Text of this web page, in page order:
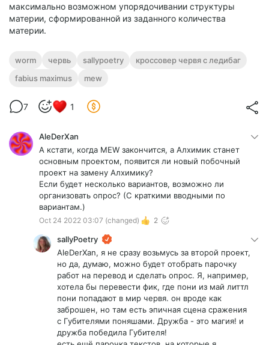
максимально возможном упорядочивании структуры
материи, сформированной из заданного количества
материи.
worm червь sallypoetry
кроссовер червя с ледибаг
fabius maximus
mew
7 1
AleDerXan
А кстати, когда MEW закончится, а Алхимик станет
основным проектом, появится ли новый побочный
проект на замену Алхимику?
Если будет несколько вариантов, возможно ли
организовать опрос? (С краткими вводными по
вариантам.)
Oct 24 2022 03:07 (changed) 2
sallyPoetry
AleDerXan, я не сразу возьмусь за второй проект,
но да, думаю, можно будет отобрать парочку
работ на перевод и сделать опрос. Я, например,
хотела бы перевести фик, где пони из май литтл
пони попадают в мир червя. он вроде как
заброшен, но там есть эпичная сцена сражения
с Губителями поняшами. Дружба - это магия! и
дружба победила Губителя!